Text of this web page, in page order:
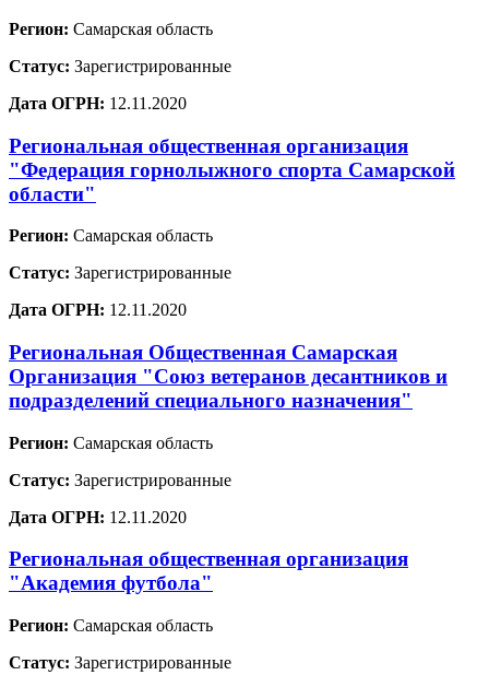
Регион: Самарская область
Статус: Зарегистрированные
Дата ОГРН: 12.11.2020
Региональная общественная организация
"Федерация горнолыжного спорта Самарской
области"
Регион: Самарская область
Статус: Зарегистрированные
Дата ОГРН: 12.11.2020
Региональная Общественная Самарская
Организация "Союз ветеранов десантников и
подразделений специального назначения"
Регион: Самарская область
Статус: Зарегистрированные
Дата ОГРН: 12.11.2020
Региональная общественная организация
"Академия футбола"
Регион: Самарская область
Статус: Зарегистрированные